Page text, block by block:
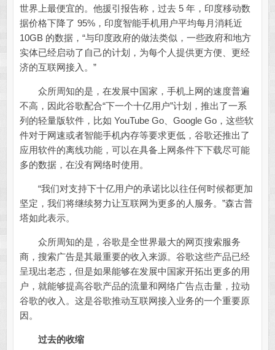
世界上最便宜的。他援引报告称，过去 5 年，印度移动数
据价格下降了 95%，印度智能手机用户平均每月消耗近
10GB 的数据，“与印度政府的做法类似，一些政府和地方
实体已经启动了自己的计划，为每个人提供更方便、更经
济的互联网接入。”
众所周知的是，在发展中国家，手机上网的速度普遍
不高，因此谷歌配合“下一个十亿用户”计划，推出了一系
列的轻量版软件，比如 YouTube Go、Google Go，这些软
件对于网速或者智能手机内存等要求更低，谷歌还推出了
应用软件的离线功能，可以在具备上网条件下下载尽可能
多的数据，在没有网络时使用。
“我们对支持下十亿用户的承诺比以往任何时候都更加
坚定，我们将继续努力让互联网为更多的人服务。”森古普
塔如此表示。
众所周知的是，谷歌是全世界最大的网页搜索服务
商，搜索广告是其最重要的收入来源。谷歌这些产品已经
呈现出老态，但是如果能够在发展中国家开拓出更多的用
户，就能够提高谷歌产品的流量和网络广告点击量，拉动
谷歌的收入。这是谷歌推动互联网接入业务的一个重要原
因。
过去的收缩